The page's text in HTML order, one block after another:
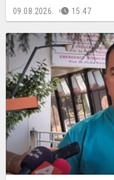
09.08.2026. 15:47